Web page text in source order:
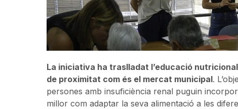
La iniciativa ha traslladat l’educació
de proximitat com és el mercat municipal.
persones amb insuficiència renal puguin
millor com adaptar la seva alimentació a les